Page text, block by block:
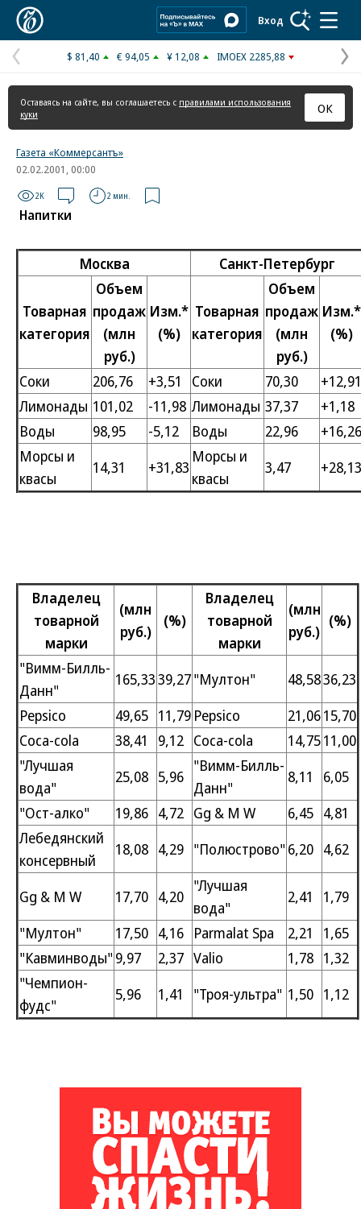
Вход
Предыдущая
страница
$ 81,40 € 94,05 ¥ 12,08 IMOEX 2285,88
Оставаясь на сайте, вы соглашаетесь с правилами использования
куки
ОК
Газета «Коммерсантъ»
02.02.2001, 00:00
2K 2 мин.
Напитки
Москва Санкт-Петербург
Товарная
категория
Объем
продаж
(млн
руб.)
Изм.*
(%)
Товарная
категория
Объем
продаж
(млн
руб.)
Изм.*
(%)
Соки 206,76 +3,51 Соки 70,30
+12,91
Лимонады 101,02 -11,98 Лимонады 37,37
+1,18
Воды
98,95 -5,12 Воды 22,96
+16,26
Морсы и
квасы
14,31 +31,83
Морсы и
квасы
3,47 +28,13
Владелец
товарной
марки
(млн
руб.)
(%)
Владелец
товарной
марки
(млн
руб.)
(%)
"Вимм-Билль-
Данн"
165,3339,27"Мултон" 48,5836,23
Pepsico
49,65 11,79 Pepsico 21,0615,70
Coca-cola
38,41 9,12 Coca-cola 14,7511,00
"Лучшая
вода"
25,08 5,96
"Вимм-Билль-
Данн"
8,11
6,05
"Ост-алко"
19,86 4,72 Gg & M W 6,45 4,81
Лебедянский
консервный
18,08 4,29 "Полюстрово" 6,20 4,62
Gg & M W 17,70 4,20
"Лучшая
вода"
2,41
1,79
"Мултон"
17,50 4,16 Parmalat Spa 2,21
1,65
"Кавминводы" 9,97 2,37 Valio 1,78 1,32
"Чемпион-
фудс"
5,96 1,41 "Троя-ультра" 1,50 1,12